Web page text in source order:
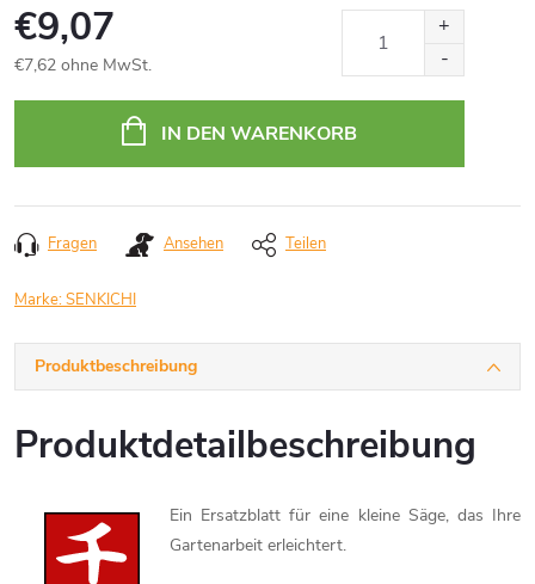
€9,07
€7,62 ohne MwSt.
IN DEN WARENKORB
Fragen Ansehen Teilen
Marke:SENKICHI
Produktbeschreibung
Produktdetailbeschreibung
Ein Ersatzblatt für eine kleine Säge, das Ihre
Gartenarbeit erleichtert.